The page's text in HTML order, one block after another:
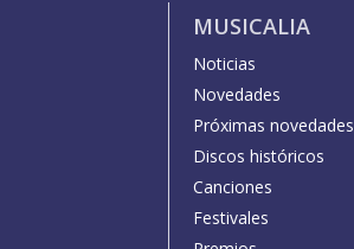
MUSICALIA
Noticias
Novedades
Próximas novedades
Discos históricos
Canciones
Festivales